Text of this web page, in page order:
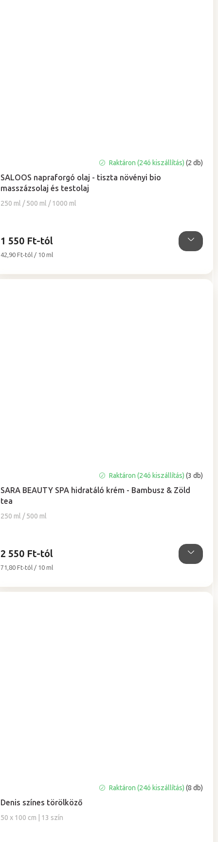
SALOOS napraforgó olaj - tiszta növényi bio
masszázsolaj és testolaj
250 ml / 500 ml / 1000 ml
átlagos
értékelése
5-
Raktáron (24ó kiszállítás)(2 db)
1 550 Ft-tól
Egységár:
42,90 Ft-tól / 10 ml
SARA BEAUTY SPA hidratáló krém - Bambusz & Zöld
tea
250 ml / 500 ml
átlagos
értékelése
5-
Raktáron (24ó kiszállítás)(3 db)
2 550 Ft-tól
Egységár:
71,80 Ft-tól / 10 ml
Denis színes törölköző
50 x 100 cm | 13 szín
termék
átlagos
értékelése
Raktáron (24ó kiszállítás)(8 db)